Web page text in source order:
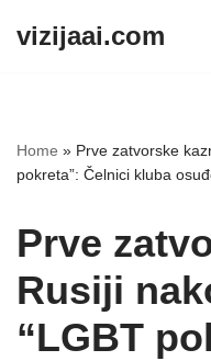
vizijaai.com
Home » Prve zatvorske
pokreta”: Čelnici kluba
Prve
Rusiji
“LGBT